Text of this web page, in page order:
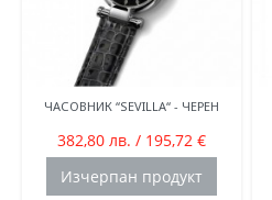
ЧАСОВНИК “SEVILLA“ - ЧЕРЕН
382,80 лв. / 195,72 €
Изчерпан продукт